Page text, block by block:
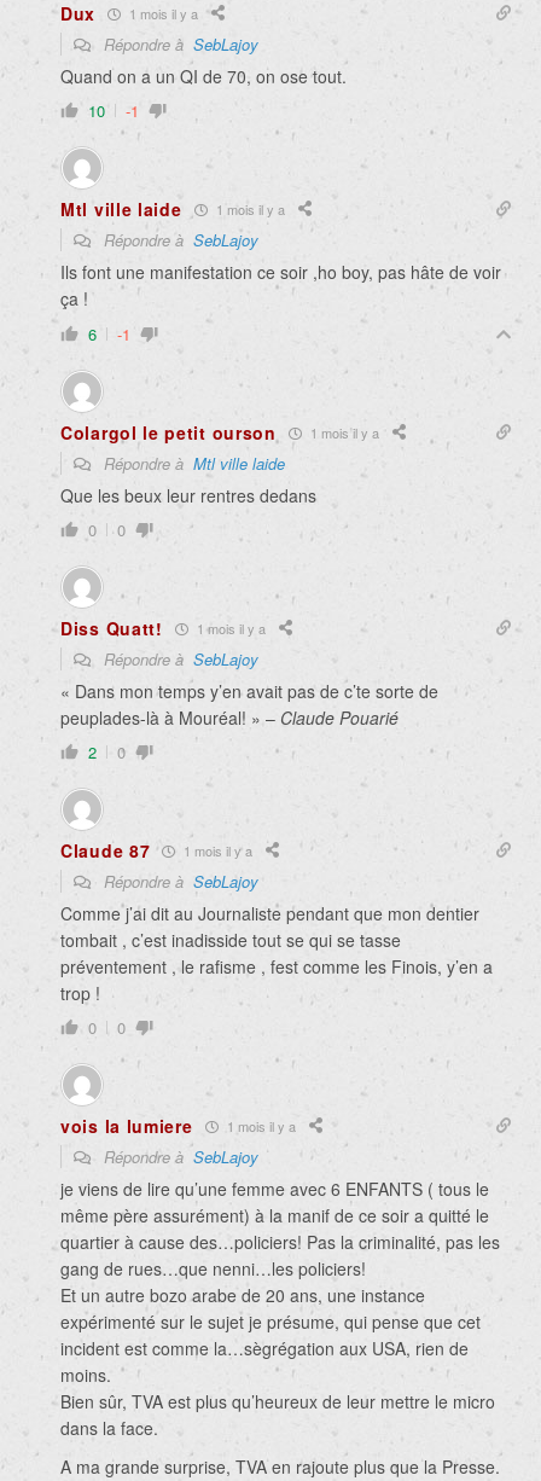
Dux 1 mois il y a
Répondre à SebLajoy
Quand on a un QI de 70, on ose tout.
10 -1
Mtl ville laide 1 mois il y a
Répondre à SebLajoy
Ils font une manifestation ce soir ,ho boy, pas hâte de voir
ça !
6 -1
Colargol le petit ourson 1 mois il y a
Répondre à Mtl ville laide
Que les beux leur rentres dedans
0 0
Diss Quatt! 1 mois il y a
Répondre à SebLajoy
« Dans mon temps y’en avait pas de c’te sorte de
peuplades-là à Mouréal! » – Claude Pouarié
2 0
Claude 87 1 mois il y a
Répondre à SebLajoy
Comme j’ai dit au Journaliste pendant que mon dentier
tombait , c’est inadisside tout se qui se tasse
préventement , le rafisme , fest comme les Finois, y’en a
trop !
0 0
vois la lumiere 1 mois il y a
Répondre à SebLajoy
je viens de lire qu’une femme avec 6 ENFANTS ( tous le
même père assurément) à la manif de ce soir a quitté le
quartier à cause des…policiers! Pas la criminalité, pas les
gang de rues…que nenni…les policiers!
Et un autre bozo arabe de 20 ans, une instance
expérimenté sur le sujet je présume, qui pense que cet
incident est comme la…sègrégation aux USA, rien de
moins.
Bien sûr, TVA est plus qu’heureux de leur mettre le micro
dans la face.
A ma grande surprise, TVA en rajoute plus que la Presse.